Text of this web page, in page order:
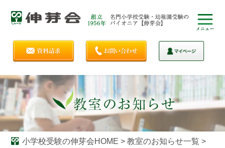
小学校受験の伸芽会HOME > 教室のお知らせ一覧 >